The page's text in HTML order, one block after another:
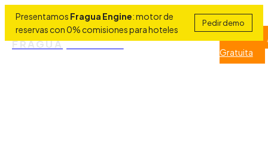
Presentamos Fragua Engine: motor de
reservas con 0% comisiones para hoteles
Pedir demo
FRAGUA SYSTEMS
Sectores
Gratuita